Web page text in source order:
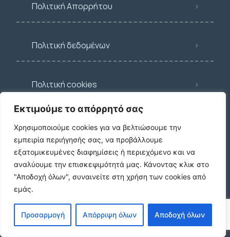
Εκτιμούμε το απόρρητό σας
Χρησιμοποιούμε cookies για να βελτιώσουμε την
εμπειρία περιήγησής σας, να προβάλλουμε
εξατομικευμένες διαφημίσεις ή περιεχόμενο και να
αναλύουμε την επισκεψιμότητά μας. Κάνοντας κλικ στο
"Αποδοχή όλων", συναινείτε στη χρήση των cookies από
εμάς.
Προσαρμογή Απόρριψη όλων Αποδοχή όλων
Πολιτική Απορρήτου
Πολιτική δεδομένων
Πολιτική cookies
FAQ
Blog
Κατηγορίες